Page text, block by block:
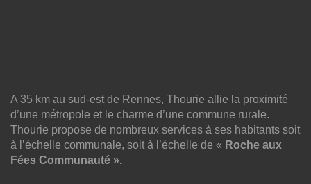
A 35 km au sud-est de Rennes, Thourie allie la proximité
d’une métropole et le charme d’une commune rurale.
Thourie propose de nombreux services à ses habitants soit
à l’échelle communale, soit à l’échelle de « Roche aux
Fées Communauté ».